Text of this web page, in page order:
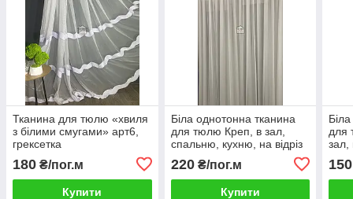
Тканина для тюлю «хвиля
з білими смугами» арт6,
грексетка
180 ₴/пог.м
Купити
Біла однотонна тканина
для тюлю Креп, в зал,
спальню, кухню, на відріз
220₴/пог.м
Купити
для
зал,
150